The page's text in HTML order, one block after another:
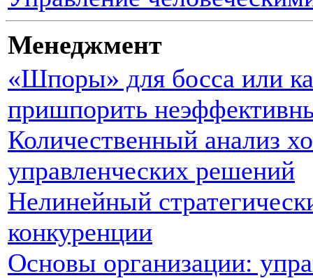
Менеджмент
«Шпоры» для босса или
пришпорить
Количественный анализ
управленческих решений
Нелинейный
конкуренции
Основы организации: